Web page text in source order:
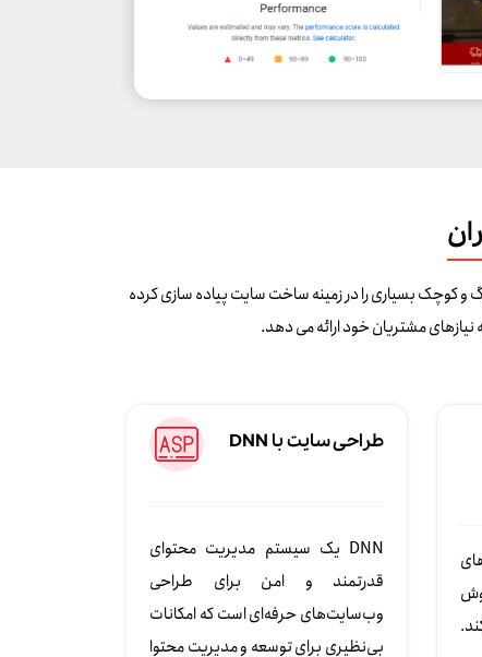
در ایران است که با بیش از 15 سال سابقه فعالیت، پروژه های بزرگ و کوچک بسیاری را در زمینه ساخت سایت پیاده سازی کرده
مشتریان خود ارائه می دهد.
طراحی سایت با DNN
DNN یک سیستم مدیریت محتوای
قدرتمند و امن برای طراحی
وب‌سایت‌های حرفه‌ای است که امکانات
بی‌نظیری برای توسعه و مدیریت محتوا